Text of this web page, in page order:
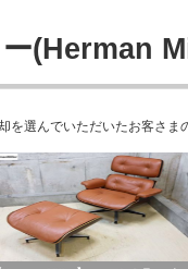
(Herman
を選んでいただいたお客さ